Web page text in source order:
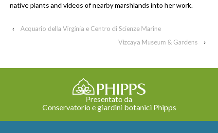
native plants and videos of nearby marshlands into her work.
‹
Acquario della Virginia e Centro di Scienze Marine
Vizcaya Museum & Gardens
›
Presentato da
Conservatorio e giardini botanici Phipps